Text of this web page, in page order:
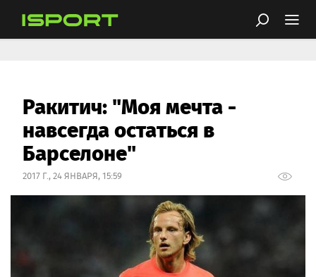
Ракитич: "Моя мечта -
навсегда остаться в
Барселоне"
2017 Г., 24 ЯНВАРЯ, 15:59